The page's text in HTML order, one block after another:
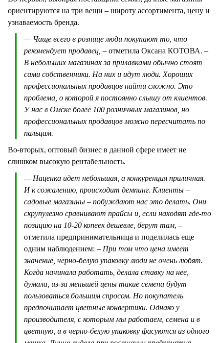
ориентируются на три вещи – широту ассортимента, цену и
узнаваемость бренда.
— Чаще всего в рознице люди покупают то, что
рекомендует продавец, – отметила Оксана КОТОВА. –
В небольших магазинах за прилавками обычно стоят
сами собственники. На них и идут люди. Хороших
профессиональных продавцов найти сложно. Это
проблема, о которой я постоянно слышу от клиентов.
У нас в Омске более 100 розничных магазинов, но
профессиональных продавцов можно пересчитать по
пальцам.
Во-вторых, оптовый бизнес в данной сфере имеет не
слишком высокую рентабельность.
— Наценка идет небольшая, а конкуренция приличная.
И к сожалению, происходит демпинг. Клиенты –
садовые магазины – побуждают нас это делать. Они
скрупулезно сравнивают прайсы и, если находят где-то
позицию на 10-20 копеек дешевле, берут там, –
отметила предпринимательница и поделилась еще
одним наблюдением: – При том что цена имеет
значение, черно-белую упаковку люди не очень любят.
Когда начинала работать, делала ставку на нее,
думала, из-за меньшей цены такие семена будут
пользоваться большим спросом. Но покупатель
предпочитает цветные конвертики. Однако у
производителя, с которым мы работаем, семена и в
цветную, и в черно-белую упаковку фасуются из одного